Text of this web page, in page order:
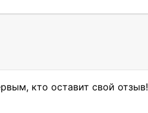
кто оставит свой отзыв!